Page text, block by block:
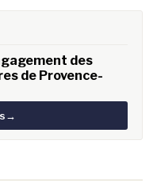
des
de Provence-
→